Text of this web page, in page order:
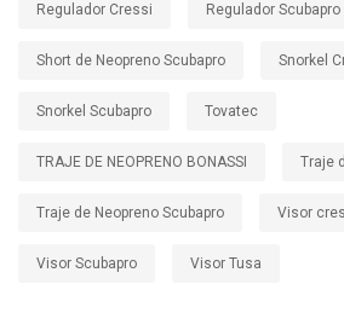
Regulador Cressi Regulador Scubapro
Short de Neopreno Scubapro Snorkel
Snorkel Scubapro Tovatec
TRAJE DE NEOPRENO BONASSI Traje
Traje de Neopreno Scubapro Visor
Visor Scubapro Visor Tusa